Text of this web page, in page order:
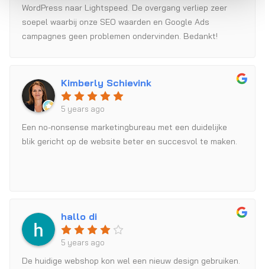
WordPress naar Lightspeed. De overgang verliep zeer
soepel waarbij onze SEO waarden en Google Ads
campagnes geen problemen ondervinden. Bedankt!
Kimberly Schievink
5 years ago
Een no-nonsense marketingbureau met een duidelijke
blik gericht op de website beter en succesvol te maken.
hallo di
5 years ago
De huidige webshop kon wel een nieuw design gebruiken.